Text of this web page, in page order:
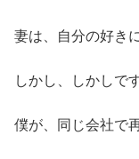
妻は、自分の好き
しかし、しかしです
僕が、同じ会社で